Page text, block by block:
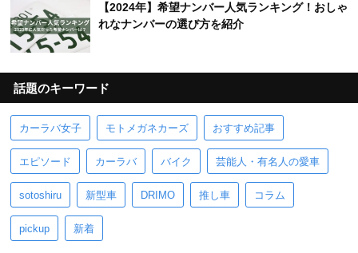
【2024年】希望ナンバー人気ランキング！おしゃ
れなナンバーの選び方を紹介
話題のキーワード
カーラバ女子 モトメガネカーズ おすすめ記事
エピソード カーラバ バイク 芸能人・有名人の愛車
sotoshiru 新型車 DRIMO 推し車 コラム
pickup 新着